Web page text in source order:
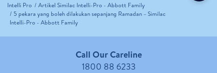
Intelli Pro
Artikel Similac Intelli-Pro - Abbott Family
5 pekara yang boleh dilakukan sepanjang Ramadan – Similac
Intelli-Pro - Abbott Family
Call Our Careline
1800 88 6233